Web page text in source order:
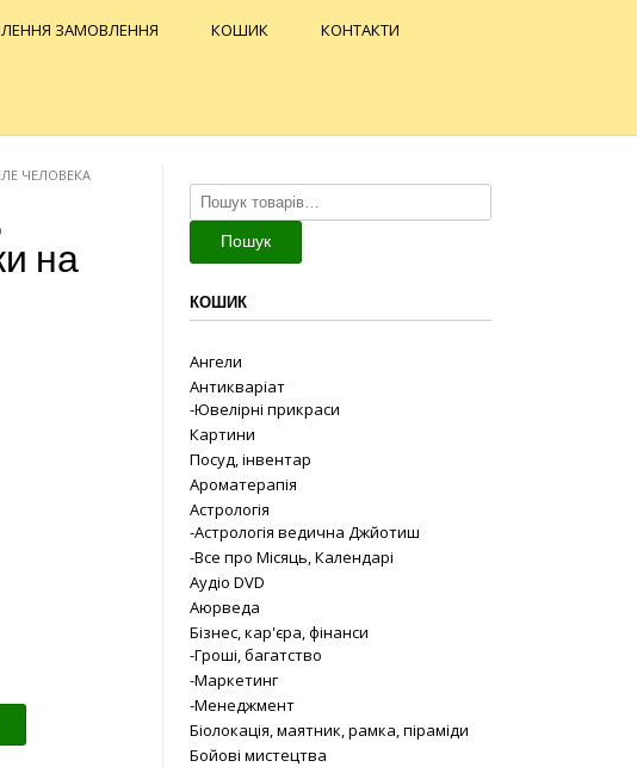
ЗАМОВЛЕННЯ КОШИК КОНТАКТИ
ЧЕЛОВЕКА
на
Шукати:
Пошук
КОШИК
Ангели
Антикваріат
-Ювелірні прикраси
Картини
Посуд, інвентар
Ароматерапія
Астрологія
-Астрологія ведична Джйотиш
-Все про Місяць, Календарі
Аудіо DVD
Аюрведа
Бізнес, кар'єра, фінанси
-Гроші, багатство
-Маркетинг
-Менеджмент
Біолокація, маятник, рамка, піраміди
Бойові мистецтва